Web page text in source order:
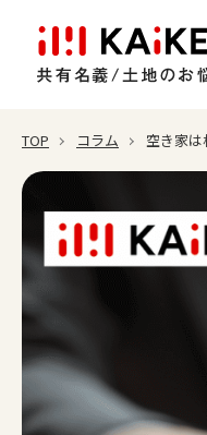
TOP コラム 空き家は